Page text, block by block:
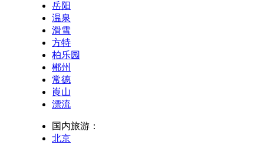
岳阳
温泉
滑雪
方特
柏乐园
郴州
常德
崀山
漂流
国内旅游：
北京